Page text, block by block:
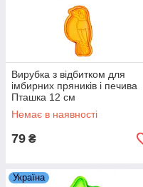
Вирубка з відбитком для
імбирних пряників і печива
Пташка 12 см
Немає в наявності
79 ₴
Україна